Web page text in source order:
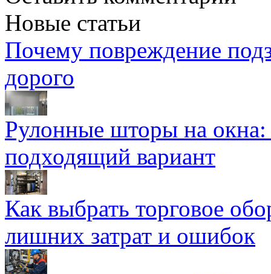
Новые статьи
Почему повреждение
дорого
Рулонные шторы на
подходящий вариант
Как выбрать торговое
лишних затрат и ошибок